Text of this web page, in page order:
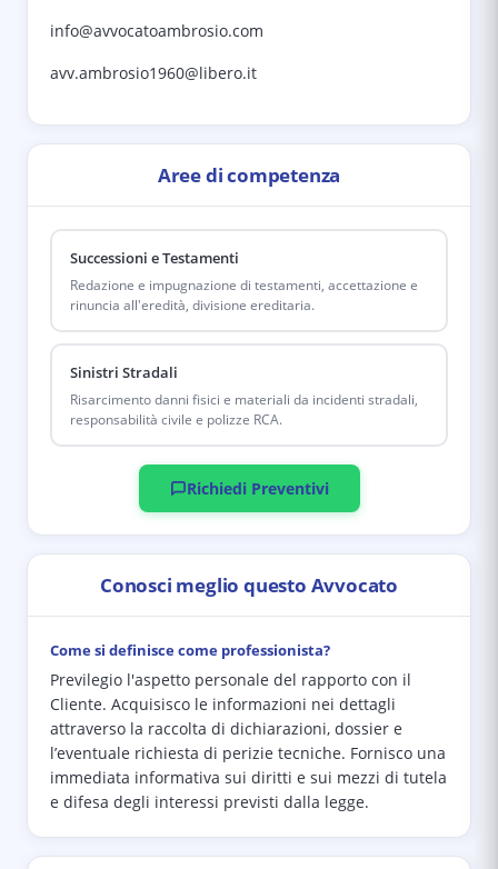
info@avvocatoambrosio.com
avv.ambrosio1960@libero.it
Aree di competenza
Successioni e Testamenti
Redazione e impugnazione di testamenti, accettazione e
rinuncia all'eredità, divisione ereditaria.
Sinistri Stradali
Risarcimento danni fisici e materiali da incidenti stradali,
responsabilità civile e polizze RCA.
Richiedi Preventivi
Conosci meglio questo Avvocato
Come si definisce come professionista?
Previlegio l'aspetto personale del rapporto con il
Cliente. Acquisisco le informazioni nei dettagli
attraverso la raccolta di dichiarazioni, dossier e
l’eventuale richiesta di perizie tecniche. Fornisco una
immediata informativa sui diritti e sui mezzi di tutela
e difesa degli interessi previsti dalla legge.